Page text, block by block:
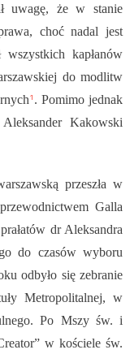
uwagę, że w stanie
choć nadal jest
kapłanów
do modlitw
1. Pomimo jednak
Kakowski
przeszła w
Galla
dr Aleksandra
do czasów wyboru
odbyło się zebranie
Metropolitalnej, w
Po Mszy św. i
w kościele św.